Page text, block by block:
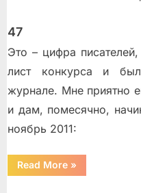
47
Это – цифра
лист конкурса и
журнале. Мне приятно
и дам, помесячно,
ноябрь 2011:
Read More“Шорт-
лист
»